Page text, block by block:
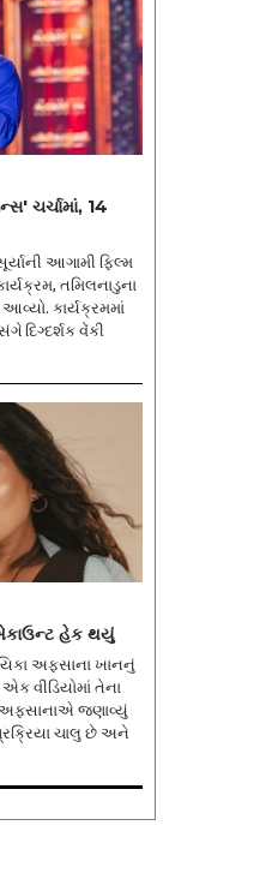
ચર્ચામાં, 14
આગામી ફિલ્મ
તમિલનાડુના
કાર્યક્રમમાં
દિગ્દર્શક વેંકી
હેક થયું
અફસાના ખાનનું
વીડિયોમાં તેના
અફસાનાએ જણાવ્યું
ચાલુ છે અને